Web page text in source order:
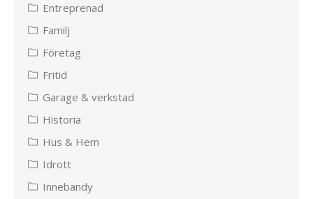
Entreprenad
Familj
Företag
Fritid
Garage & verkstad
Historia
Hus & Hem
Idrott
Innebandy